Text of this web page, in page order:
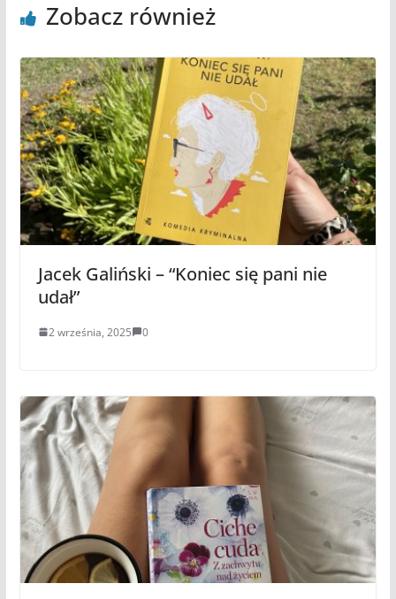
Zobacz również
Jacek Galiński – “Koniec się pani nie
udał”
2 września, 2025 0